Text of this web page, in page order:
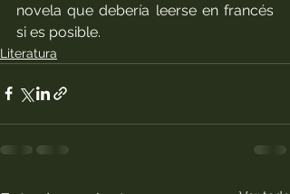
novela que debería leerse en francés
si es posible.
Literatura